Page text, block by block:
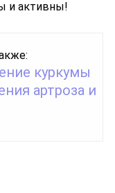
и активны!
куркумы
артроза и